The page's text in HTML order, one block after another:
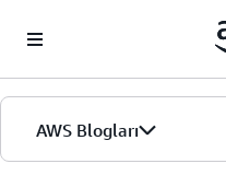
AWS Blogları